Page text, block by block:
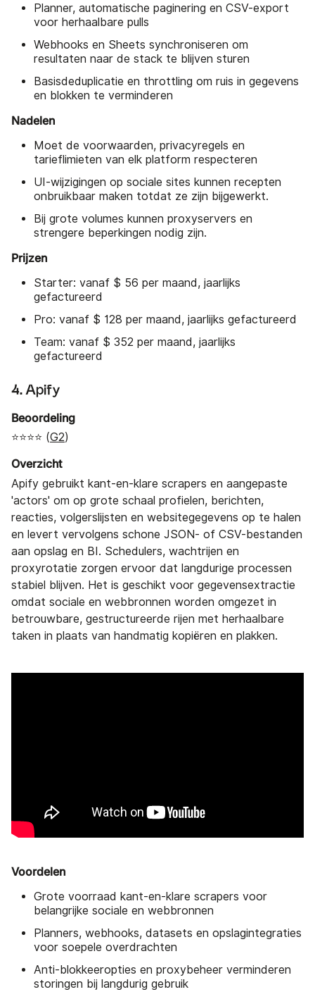
Planner, automatische paginering en CSV-export
voor herhaalbare pulls
Webhooks en Sheets synchroniseren om
resultaten naar de stack te blijven sturen
Basisdeduplicatie en throttling om ruis in gegevens
en blokken te verminderen
Nadelen
Moet de voorwaarden, privacyregels en
tarieflimieten van elk platform respecteren
UI-wijzigingen op sociale sites kunnen recepten
onbruikbaar maken totdat ze zijn bijgewerkt.
Bij grote volumes kunnen proxyservers en
strengere beperkingen nodig zijn.
Prijzen
Starter: vanaf $ 56 per maand, jaarlijks
gefactureerd
Pro: vanaf $ 128 per maand, jaarlijks gefactureerd
Team: vanaf $ 352 per maand, jaarlijks
gefactureerd
4. Apify
Beoordeling
⭐⭐⭐⭐ (G2)
Overzicht
Apify gebruikt kant-en-klare scrapers en aangepaste
'actors' om op grote schaal profielen, berichten,
reacties, volgerslijsten en websitegegevens op te halen
en levert vervolgens schone JSON- of CSV-bestanden
aan opslag en BI. Schedulers, wachtrijen en
proxyrotatie zorgen ervoor dat langdurige processen
stabiel blijven. Het is geschikt voor gegevensextractie
omdat sociale en webbronnen worden omgezet in
betrouwbare, gestructureerde rijen met herhaalbare
taken in plaats van handmatig kopiëren en plakken.
Voordelen
Grote voorraad kant-en-klare scrapers voor
belangrijke sociale en webbronnen
Planners, webhooks, datasets en opslagintegraties
voor soepele overdrachten
Anti-blokkeeropties en proxybeheer verminderen
storingen bij langdurig gebruik